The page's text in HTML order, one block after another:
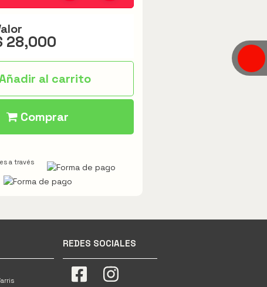
28,000
al carrito
Comprar
a través
REDES SOCIALES